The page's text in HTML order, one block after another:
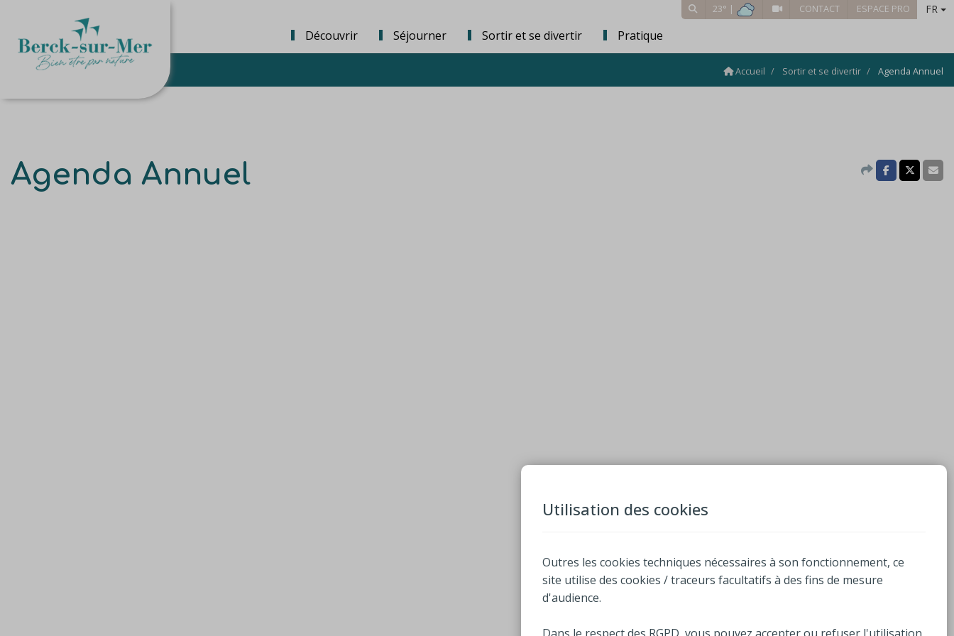
23° | CONTACT ESPACE PRO FR
Découvrir Séjourner Sortir et se divertir Pratique
Accueil Sortir et se divertir Agenda Annuel
Agenda Annuel
Utilisation des cookies
Outres les cookies techniques nécessaires à son fonctionnement, ce
site utilise des cookies / traceurs facultatifs à des fins de mesure
d'audience.